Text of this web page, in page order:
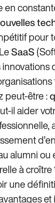
en
pour
SaaS
peut-être :
il aider
alumni ou
à croître
une